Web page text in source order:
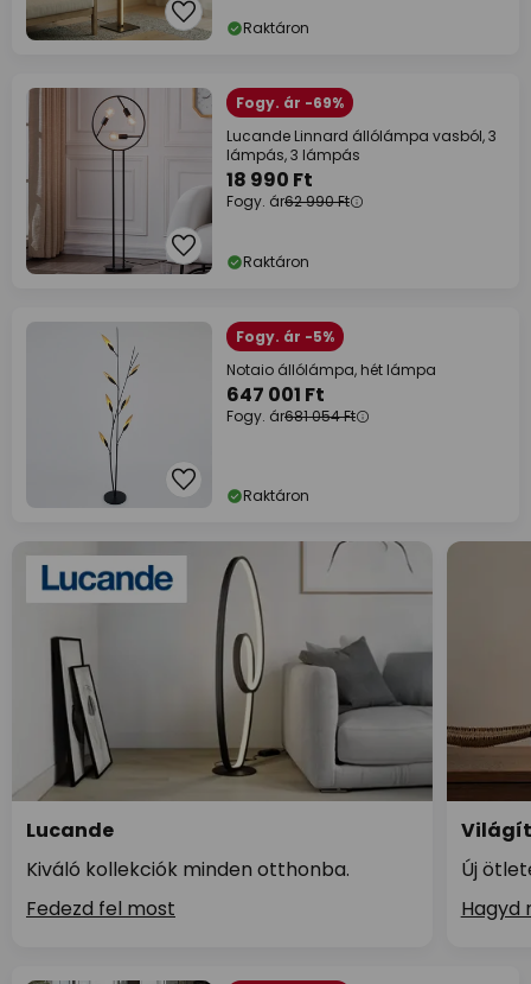
Raktáron
Fogy. ár -69%
Lucande Linnard állólámpa vasból, 3
lámpás, 3 lámpás
18 990 Ft
Fogy. ár62 990 Ft
Raktáron
Fogy. ár -5%
Notaio állólámpa, hét lámpa
647 001 Ft
Fogy. ár681 054 Ft
Raktáron
Lucande
Kiváló kollekciók minden otthonba.
Fedezd fel most
Új
Hagyd